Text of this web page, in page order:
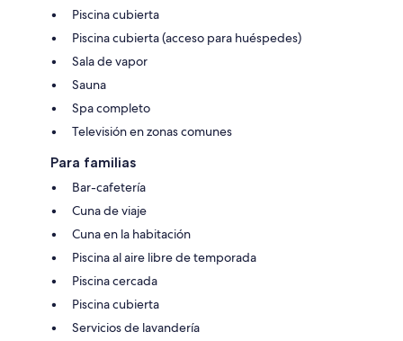
Piscina cubierta
Piscina cubierta (acceso para huéspedes)
Sala de vapor
Sauna
Spa completo
Televisión en zonas comunes
Para familias
Bar-cafetería
Cuna de viaje
Cuna en la habitación
Piscina al aire libre de temporada
Piscina cercada
Piscina cubierta
Servicios de lavandería